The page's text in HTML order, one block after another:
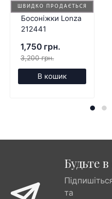
ШВИДКО ПРОДАЄТЬСЯ
Босоніжки Lonza
212441
1,750 грн.
3,200 грн.
В кошик
Будьте в
та